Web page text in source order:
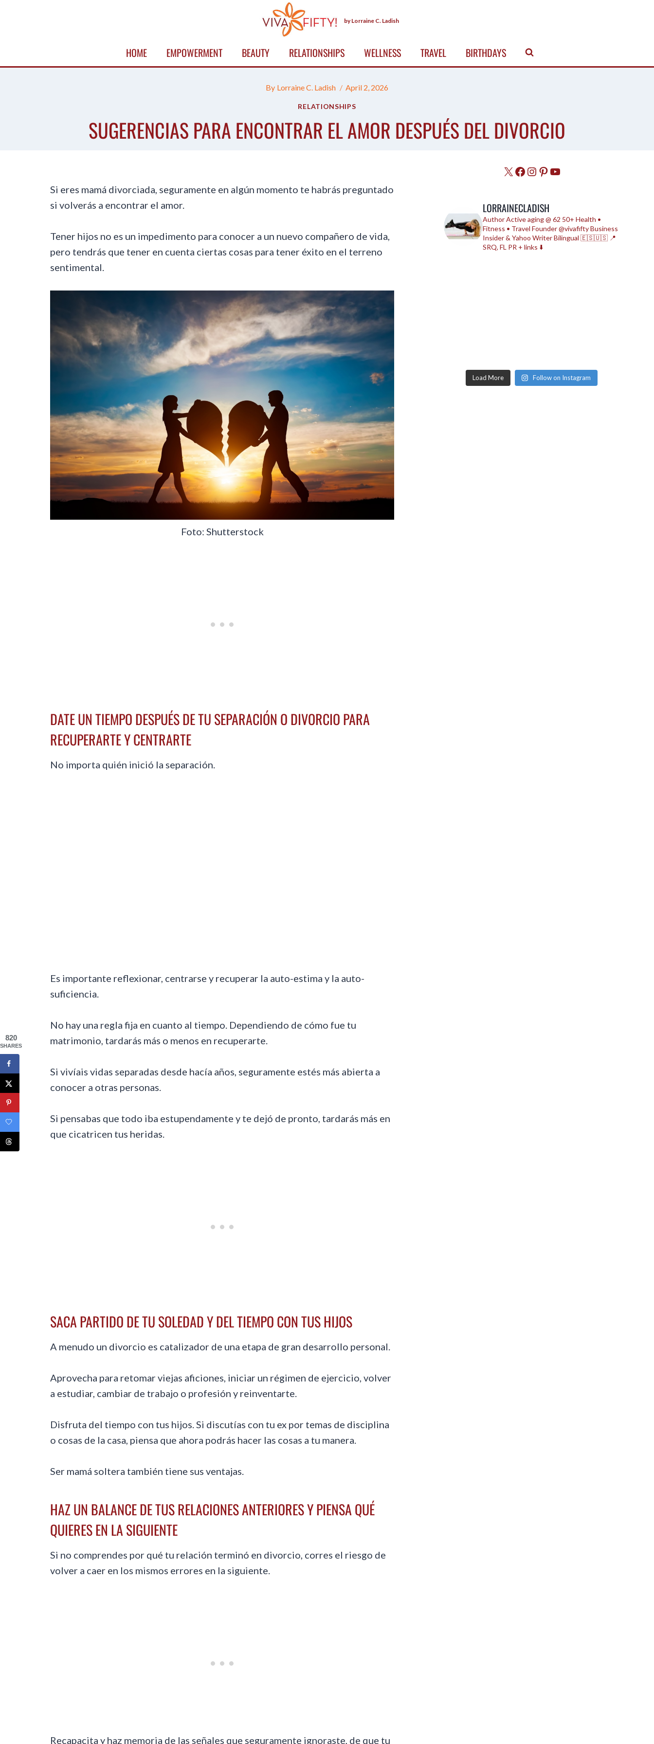
by Lorraine C. Ladish
HOME EMPOWERMENT BEAUTY RELATIONSHIPS WELLNESS TRAVEL BIRTHDAYS
By Lorraine C. Ladish April 2, 2026
RELATIONSHIPS
SUGERENCIAS PARA ENCONTRAR EL AMOR DESPUÉS DEL DIVORCIO
Si eres mamá divorciada, seguramente en algún momento te habrás preguntado
si volverás a encontrar el amor.
Tener hijos no es un impedimento para conocer a un nuevo compañero de vida,
pero tendrás que tener en cuenta ciertas cosas para tener éxito en el terreno
sentimental.
Foto: Shutterstock
DATE UN TIEMPO DESPUÉS DE TU SEPARACIÓN O DIVORCIO PARA
RECUPERARTE Y CENTRARTE
No importa quién inició la separación.
Es importante reflexionar, centrarse y recuperar la auto-estima y la auto-
suficiencia.
No hay una regla fija en cuanto al tiempo. Dependiendo de cómo fue tu
matrimonio, tardarás más o menos en recuperarte.
Si vivíais vidas separadas desde hacía años, seguramente estés más abierta a
conocer a otras personas.
Si pensabas que todo iba estupendamente y te dejó de pronto, tardarás más en
que cicatricen tus heridas.
SACA PARTIDO DE TU SOLEDAD Y DEL TIEMPO CON TUS HIJOS
A menudo un divorcio es catalizador de una etapa de gran desarrollo personal.
Aprovecha para retomar viejas aficiones, iniciar un régimen de ejercicio, volver
a estudiar, cambiar de trabajo o profesión y reinventarte.
Disfruta del tiempo con tus hijos. Si discutías con tu ex por temas de disciplina
o cosas de la casa, piensa que ahora podrás hacer las cosas a tu manera.
Ser mamá soltera también tiene sus ventajas.
HAZ UN BALANCE DE TUS RELACIONES ANTERIORES Y PIENSA QUÉ
QUIERES EN LA SIGUIENTE
Si no comprendes por qué tu relación terminó en divorcio, corres el riesgo de
volver a caer en los mismos errores en la siguiente.
Recapacita y haz memoria de las señales que seguramente ignoraste, de que tu
X Facebook
Instagram
Pinterest
YouTube
LORRAINECLADISH
AuthorActive aging @ 62 50+ Health •
Fitness • TravelFounder @vivafiftyBusiness
Insider & Yahoo WriterBilingual 🇪🇸🇺🇸 📍
SRQ, FL PR + links ⬇️
Load More Follow on Instagram
820
SHARES